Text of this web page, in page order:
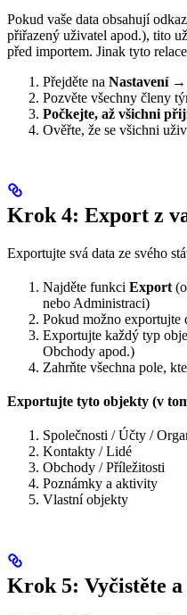
Pokud vaše data obsahují
přiřazený uživatel apod.), tito
před importem. Jinak tyto
Přejděte na Nastavení →
Pozvěte všechny členy
Počkejte, až všichni
Ověřte, že se všichni
Krok 4: Export z
Exportujte svá data ze svého
Najděte funkci Export
nebo Administraci)
Pokud možno exportujte
Exportujte každý typ
Obchody apod.)
Zahrňte všechna pole,
Exportujte tyto objekty (v
Společnosti / Účty /
Kontakty / Lidé
Obchody / Příležitosti
Poznámky a aktivity
Vlastní objekty
Krok 5: Vyčistěte